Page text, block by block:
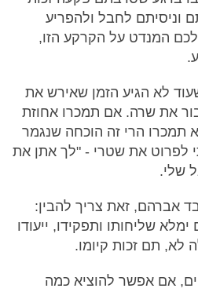
וניסיתם לחבל ולהפריע
המנדט על הקרקע הזו,
לא הגיע הזמן שאירש את
את שרה. אם תמכרו אחוזת
תמכרו הרי זה הוכחה שנגמר
לפרוט את שטרי - "לך אתן את
שלי.
אברהם, זאת צריך להבין:
שליחותו ותפקידו, ייעודו
לא, תם זכות קיומו.
אם אפשר להוציא כמה